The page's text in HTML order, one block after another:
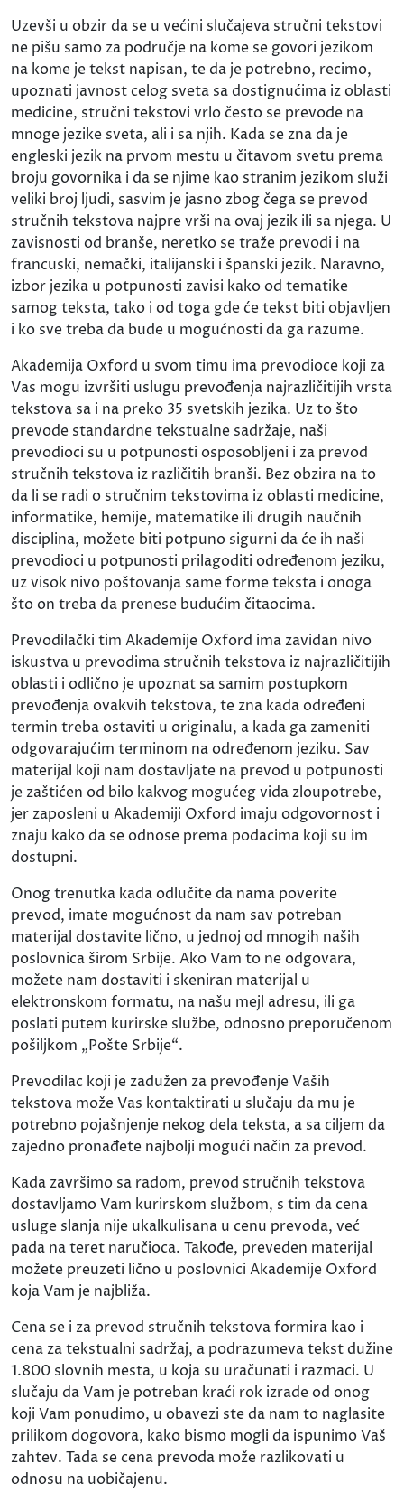
Uzevši u obzir da se u većini slučajeva stručni tekstovi
ne pišu samo za područje na kome se govori jezikom
na kome je tekst napisan, te da je potrebno, recimo,
upoznati javnost celog sveta sa dostignućima iz oblasti
medicine, stručni tekstovi vrlo često se prevode na
mnoge jezike sveta, ali i sa njih. Kada se zna da je
engleski jezik na prvom mestu u čitavom svetu prema
broju govornika i da se njime kao stranim jezikom služi
veliki broj ljudi, sasvim je jasno zbog čega se prevod
stručnih tekstova najpre vrši na ovaj jezik ili sa njega. U
zavisnosti od branše, neretko se traže prevodi i na
francuski, nemački, italijanski i španski jezik. Naravno,
izbor jezika u potpunosti zavisi kako od tematike
samog teksta, tako i od toga gde će tekst biti objavljen
i ko sve treba da bude u mogućnosti da ga razume.
Akademija Oxford u svom timu ima prevodioce koji za
Vas mogu izvršiti uslugu prevođenja najrazličitijih vrsta
tekstova sa i na preko 35 svetskih jezika. Uz to što
prevode standardne tekstualne sadržaje, naši
prevodioci su u potpunosti osposobljeni i za prevod
stručnih tekstova iz različitih branši. Bez obzira na to
da li se radi o stručnim tekstovima iz oblasti medicine,
informatike, hemije, matematike ili drugih naučnih
disciplina, možete biti potpuno sigurni da će ih naši
prevodioci u potpunosti prilagoditi određenom jeziku,
uz visok nivo poštovanja same forme teksta i onoga
što on treba da prenese budućim čitaocima.
Prevodilački tim Akademije Oxford ima zavidan nivo
iskustva u prevodima stručnih tekstova iz najrazličitijih
oblasti i odlično je upoznat sa samim postupkom
prevođenja ovakvih tekstova, te zna kada određeni
termin treba ostaviti u originalu, a kada ga zameniti
odgovarajućim terminom na određenom jeziku. Sav
materijal koji nam dostavljate na prevod u potpunosti
je zaštićen od bilo kakvog mogućeg vida zloupotrebe,
jer zaposleni u Akademiji Oxford imaju odgovornost i
znaju kako da se odnose prema podacima koji su im
dostupni.
Onog trenutka kada odlučite da nama poverite
prevod, imate mogućnost da nam sav potreban
materijal dostavite lično, u jednoj od mnogih naših
poslovnica širom Srbije. Ako Vam to ne odgovara,
možete nam dostaviti i skeniran materijal u
elektronskom formatu, na našu mejl adresu, ili ga
poslati putem kurirske službe, odnosno preporučenom
pošiljkom „Pošte Srbije“.
Prevodilac koji je zadužen za prevođenje Vaših
tekstova može Vas kontaktirati u slučaju da mu je
potrebno pojašnjenje nekog dela teksta, a sa ciljem da
zajedno pronađete najbolji mogući način za prevod.
Kada završimo sa radom, prevod stručnih tekstova
dostavljamo Vam kurirskom službom, s tim da cena
usluge slanja nije ukalkulisana u cenu prevoda, već
pada na teret naručioca. Takođe, preveden materijal
možete preuzeti lično u poslovnici Akademije Oxford
koja Vam je najbliža.
Cena se i za prevod stručnih tekstova formira kao i
cena za tekstualni sadržaj, a podrazumeva tekst dužine
1.800 slovnih mesta, u koja su uračunati i razmaci. U
slučaju da Vam je potreban kraći rok izrade od onog
koji Vam ponudimo, u obavezi ste da nam to naglasite
prilikom dogovora, kako bismo mogli da ispunimo Vaš
zahtev. Tada se cena prevoda može razlikovati u
odnosu na uobičajenu.